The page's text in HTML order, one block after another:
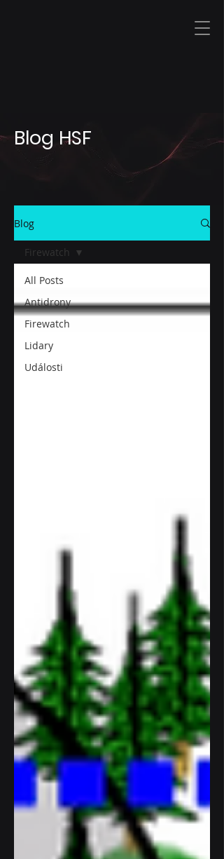
Blog HSF
Blog
All Posts
Antidrony
Firewatch
Lidary
Události
Firewatch